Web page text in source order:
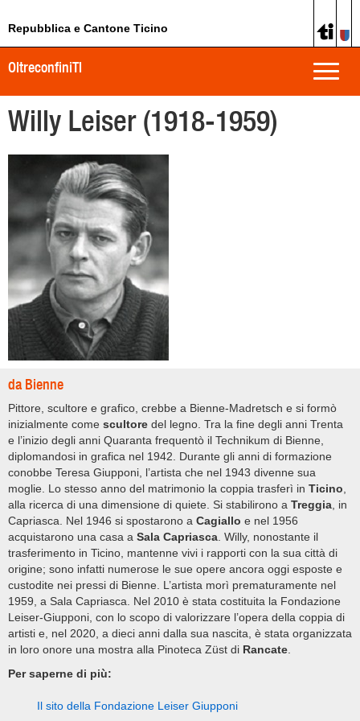
Repubblica e Cantone Ticino
Toggle
OltreconfiniTI
Willy Leiser (1918-1959)
da Bienne
Pittore, scultore e grafico, crebbe a Bienne-Madretsch e si formò
inizialmente come scultore del legno. Tra la fine degli anni Trenta
e l’inizio degli anni Quaranta frequentò il Technikum di Bienne,
diplomandosi in grafica nel 1942. Durante gli anni di formazione
conobbe Teresa Giupponi, l’artista che nel 1943 divenne sua
moglie. Lo stesso anno del matrimonio la coppia trasferì in Ticino
alla ricerca di una dimensione di quiete. Si stabilirono a Treggia , in
Capriasca. Nel 1946 si spostarono a Cagiallo e nel 1956
acquistarono una casa a Sala Capriasca . Willy, nonostante il
trasferimento in Ticino, mantenne vivi i rapporti con la sua città di
origine; sono infatti numerose le sue opere ancora oggi esposte e
custodite nei pressi di Bienne. L’artista morì prematuramente nel
1959, a Sala Capriasca. Nel 2010 è stata costituita la Fondazione
Leiser-Giupponi, con lo scopo di valorizzare l’opera della coppia di
artisti e, nel 2020, a dieci anni dalla sua nascita, è stata organizzata
in loro onore una mostra alla Pinoteca Züst di Rancate
Per saperne di più:
Il sito della Fondazione Leiser Giupponi